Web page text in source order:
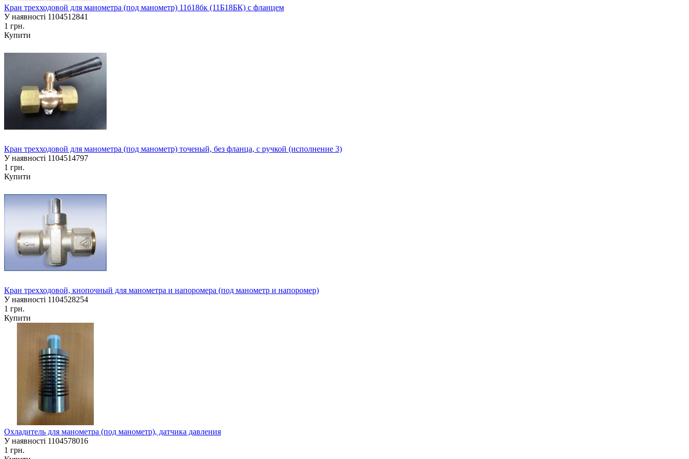
Кран трехходовой для манометра (под манометр) 11б18бк (11Б18БК) с фланцем
У наявності 1104512841
1 грн.
Купити
Кран трехходовой для манометра (под манометр) точеный, без фланца, с ручкой (исполнение 3)
У наявності 1104514797
1 грн.
Купити
Кран трехходовой, кнопочный для манометра и напоромера (под манометр и напоромер)
У наявності 1104528254
1 грн.
Купити
Охладитель для манометра (под манометр), датчика давления
У наявності 1104578016
1 грн.